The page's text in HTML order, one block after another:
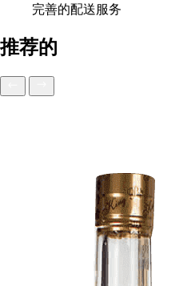
完善的配送服务
推荐的